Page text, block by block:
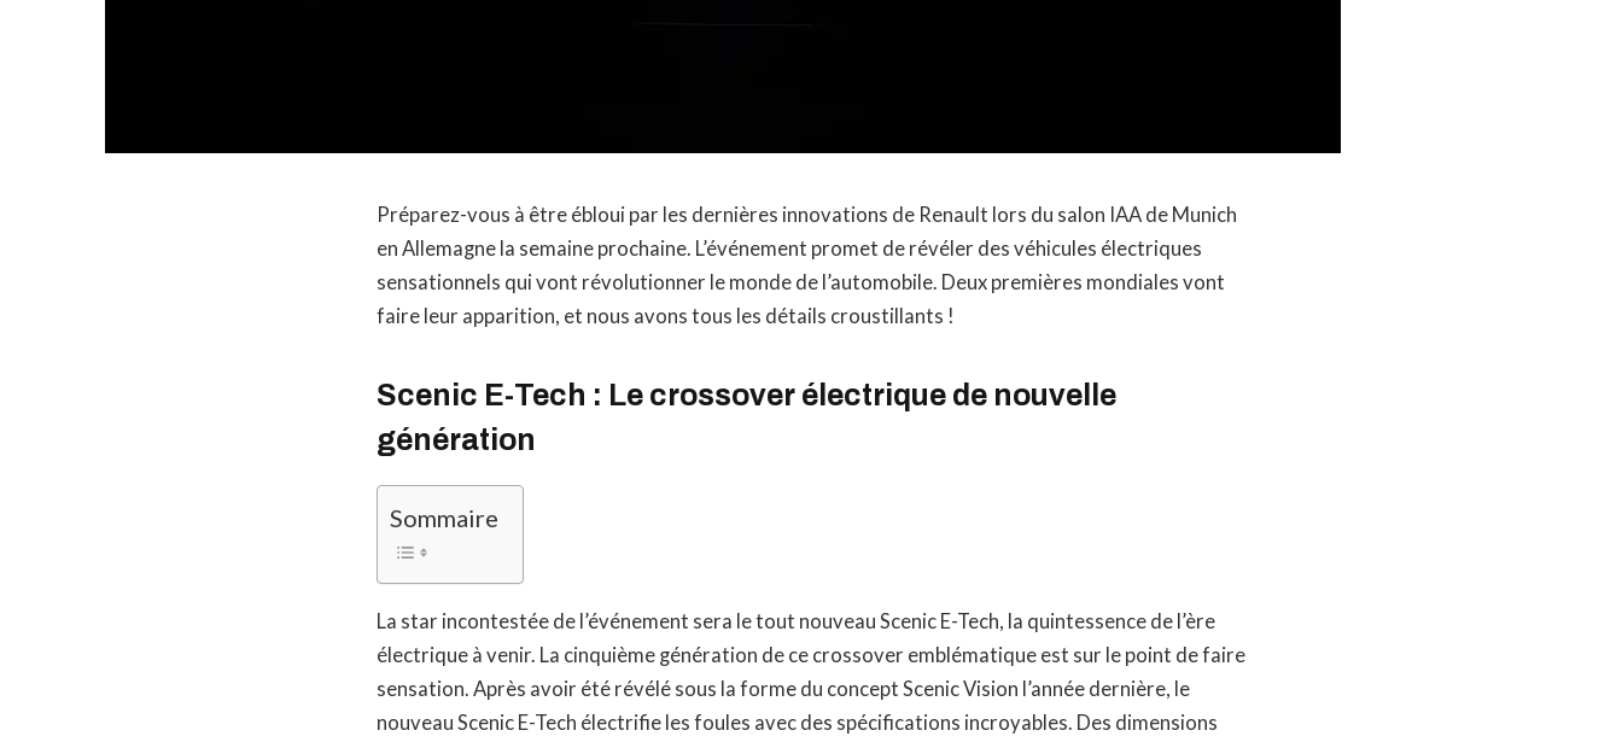
Préparez-vous à être ébloui par les dernières innovations de Renault lors du salon IAA de Munich
en Allemagne la semaine prochaine. L’événement promet de révéler des véhicules électriques
sensationnels qui vont révolutionner le monde de l’automobile. Deux premières mondiales vont
faire leur apparition, et nous avons tous les détails croustillants !
Scenic E-Tech : Le crossover électrique de nouvelle
génération
Sommaire
La star incontestée de l’événement sera le tout nouveau Scenic E-Tech, la quintessence de l’ère
électrique à venir. La cinquième génération de ce crossover emblématique est sur le point de faire
sensation. Après avoir été révélé sous la forme du concept Scenic Vision l’année dernière, le
nouveau Scenic E-Tech électrifie les foules avec des spécifications incroyables. Des dimensions